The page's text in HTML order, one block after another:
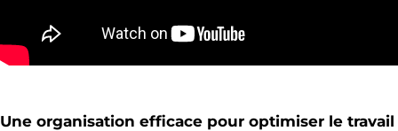
Une organisation efficace pour optimiser le travail